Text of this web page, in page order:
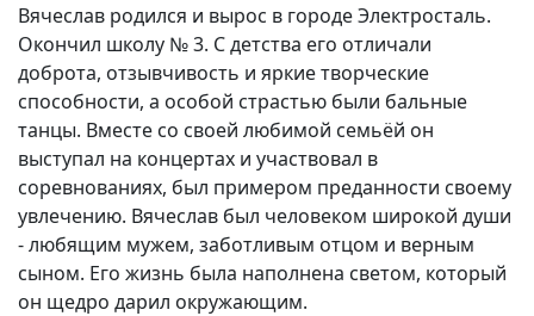
Вячеслав родился и вырос в городе Электросталь.
Окончил школу № 3. С детства его отличали
доброта, отзывчивость и яркие творческие
способности, а особой страстью были бальные
танцы. Вместе со своей любимой семьёй он
выступал на концертах и участвовал в
соревнованиях, был примером преданности своему
увлечению. Вячеслав был человеком широкой души
- любящим мужем, заботливым отцом и верным
сыном. Его жизнь была наполнена светом, который
он щедро дарил окружающим.